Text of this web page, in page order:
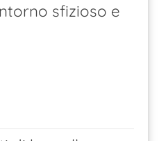
sfizioso e